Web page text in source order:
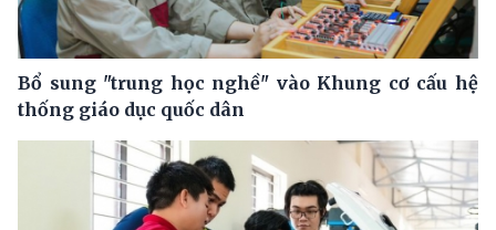
Bổ sung "trung học nghề" vào Khung cơ cấu hệ
thống giáo dục quốc dân